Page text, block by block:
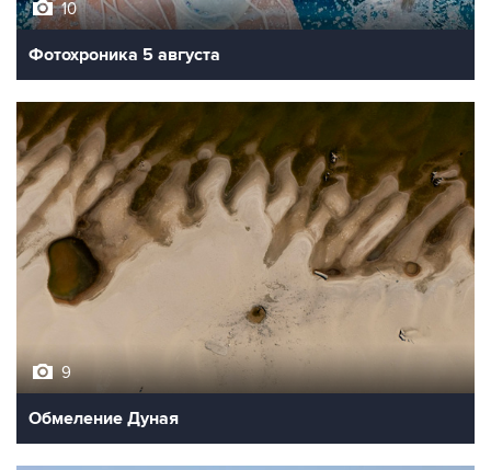
10
Фотохроника 5 августа
9
Обмеление Дуная